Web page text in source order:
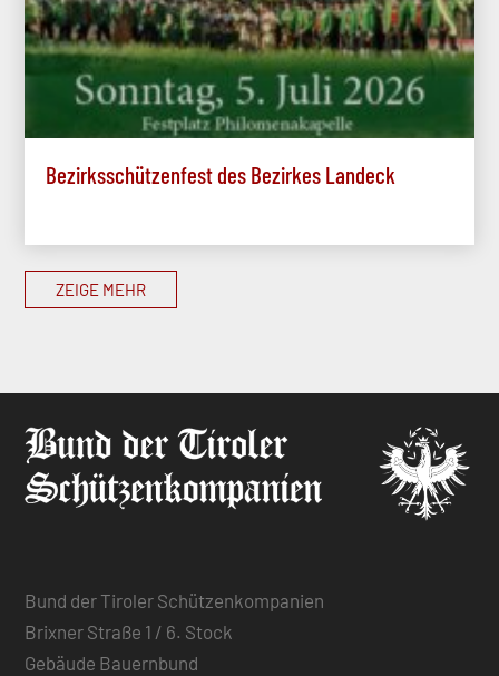
Bezirksschützenfest des Bezirkes Landeck
ZEIGE MEHR
Bund der Tiroler Schützenkompanien
Brixner Straße 1 / 6. Stock
Gebäude Bauernbund